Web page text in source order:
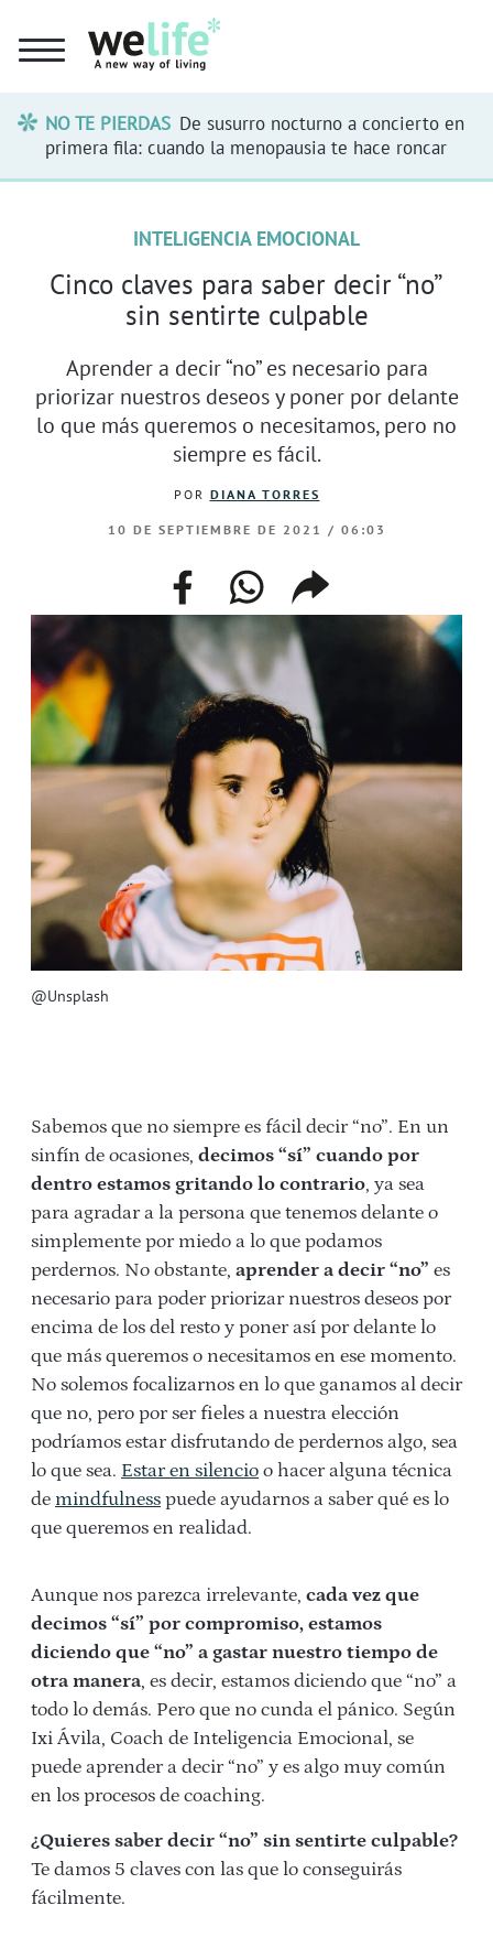
NO TE PIERDAS De susurro nocturno a concierto en
primera fila: cuando la menopausia te hace roncar
@Unsplash
INTELIGENCIA EMOCIONAL
Cinco claves para saber decir “no”
sin sentirte culpable
Aprender a decir “no” es necesario para
priorizar nuestros deseos y poner por delante
lo que más queremos o necesitamos, pero no
siempre es fácil.
POR DIANA TORRES
10 DE SEPTIEMBRE DE 2021 / 06:03
facebookwhatsappcompartir
enlace
Sabemos que no siempre es fácil decir “no”. En un
sinfín de ocasiones, decimos “sí” cuando por
dentro estamos gritando lo contrario, ya sea
para agradar a la persona que tenemos delante o
simplemente por miedo a lo que podamos
perdernos. No obstante, aprender a decir “no” es
necesario para poder priorizar nuestros deseos por
encima de los del resto y poner así por delante lo
que más queremos o necesitamos en ese momento.
No solemos focalizarnos en lo que ganamos al decir
que no, pero por ser fieles a nuestra elección
podríamos estar disfrutando de perdernos algo, sea
lo que sea. Estar en silencio o hacer alguna técnica
de mindfulness puede ayudarnos a saber qué es lo
que queremos en realidad.
Aunque nos parezca irrelevante, cada vez que
decimos “sí” por compromiso, estamos
diciendo que “no” a gastar nuestro tiempo de
otra manera, es decir, estamos diciendo que “no” a
todo lo demás. Pero que no cunda el pánico. Según
Ixi Ávila, Coach de Inteligencia Emocional, se
puede aprender a decir “no” y es algo muy común
en los procesos de coaching.
¿Quieres saber decir “no” sin sentirte culpable?
Te damos 5 claves con las que lo conseguirás
fácilmente.